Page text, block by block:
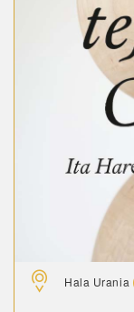
Hala Urania